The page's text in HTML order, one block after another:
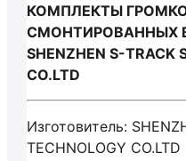
КОМПЛЕКТЫ
СМОНТИРОВАННЫХ
SHENZHEN S-TRACK
CO.LTD
Изготовитель:
TECHNOLOGY CO.LTD